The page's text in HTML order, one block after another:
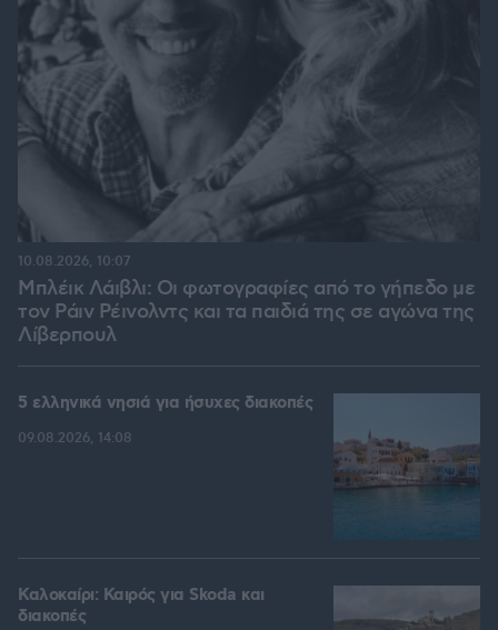
Μπλέικ Λάιβλι: Οι φωτογραφίες από το γήπεδο με
τον Ράιν Ρέινολντς και τα παιδιά της σε αγώνα της
Λίβερπουλ
10.08.2026, 10:07
5 ελληνικά νησιά για ήσυχες διακοπές
09.08.2026, 14:08
Καλοκαίρι: Καιρός για Skoda και
διακοπές